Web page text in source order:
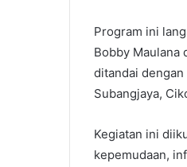
Program ini
Bobby Maulana
ditandai
Subangjaya,
Kegiatan ini
kepemudaan,